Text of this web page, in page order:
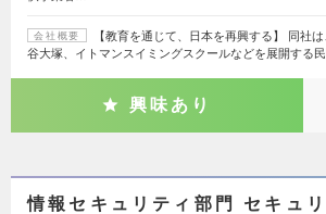
会社概要
【教育を通じて、日本を再興する】 同社
谷大塚、イトマンスイミングスクールなどを展開する
興味あり
情報セキュリティ部門 セキュ